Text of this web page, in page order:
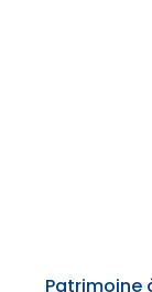
Patrimoine